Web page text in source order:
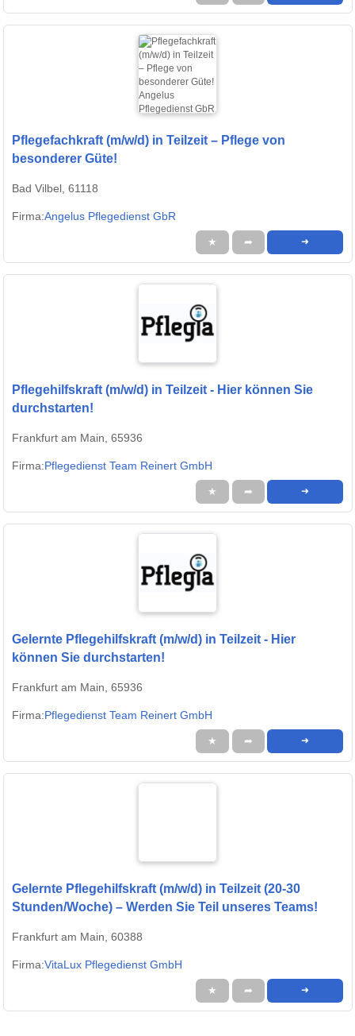
Pflegefachkraft (m/w/d) in Teilzeit – Pflege von
besonderer Güte!
Bad Vilbel, 61118
Firma:Angelus Pflegedienst GbR
★ ➦ ➜
Pflegehilfskraft (m/w/d) in Teilzeit - Hier können Sie
durchstarten!
Frankfurt am Main, 65936
Firma:Pflegedienst Team Reinert GmbH
★ ➦ ➜
Gelernte Pflegehilfskraft (m/w/d) in Teilzeit - Hier
können Sie durchstarten!
Frankfurt am Main, 65936
Firma:Pflegedienst Team Reinert GmbH
★ ➦ ➜
Gelernte Pflegehilfskraft (m/w/d) in Teilzeit (20-30
Stunden/Woche) – Werden Sie Teil unseres Teams!
Frankfurt am Main, 60388
Firma:VitaLux Pflegedienst GmbH
★ ➦ ➜